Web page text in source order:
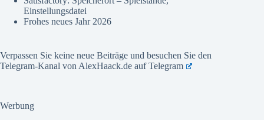
Einstellungsdatei
Frohes neues Jahr 2026
Verpassen Sie keine neue Beiträge und besuchen Sie den
Telegram-Kanal von AlexHaack.de aufTelegram
Werbung